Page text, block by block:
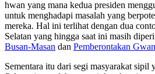
hwan yang mana kedua presiden
untuk menghadapi masalah yang
mereka. Hal ini terlihat dengan dua
Selatan yang hingga saat ini masih
Busan-Masan dan Pemberontakan
Sementara itu dari segi masyarakat sipil